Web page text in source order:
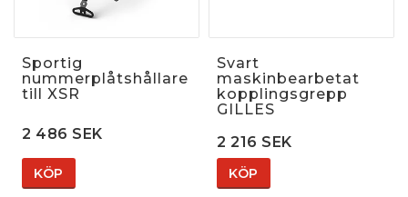
Sportig
nummerplåtshållare
till XSR
2 486 SEK
KÖP
Svart
maskinbearbetat
kopplingsgrepp
GILLES
2 216 SEK
KÖP